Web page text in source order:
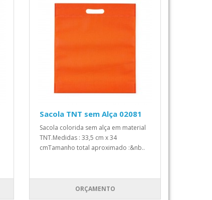
Sacola TNT sem Alça 02081
Sacola colorida sem alça em material
TNT.Medidas : 33,5 cm x 34
cmTamanho total aproximado :&nb..
ORÇAMENTO